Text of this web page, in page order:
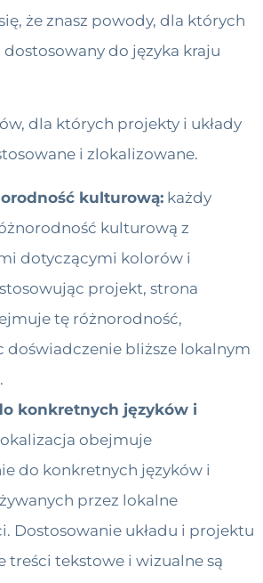
że znasz powody, dla których
do języka kraju
dla których projekty i układy
i zlokalizowane.
kulturową: każdy
kulturową z
dotyczącymi kolorów i
projekt, strona
tę różnorodność,
doświadczenie bliższe lokalnym
konkretnych języków i
obejmuje
do konkretnych języków i
przez lokalne
Dostosowanie układu i projektu
​​treści tekstowe i wizualne są